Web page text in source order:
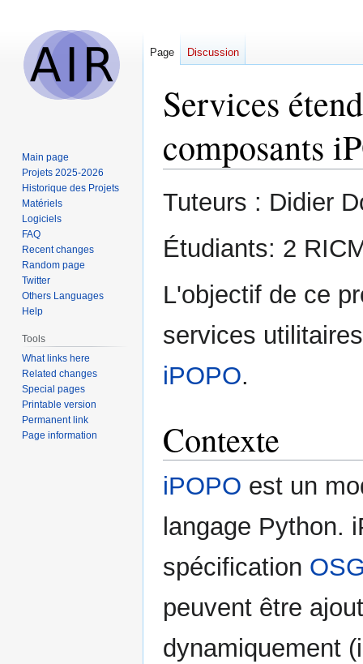
Services
composants
Jump
to
Jump
to
Tuteurs : Didier
Étudiants: 2
L'objectif de ce
services
iPOPO.
Contexte
iPOPO est un
langage Python.
spécification
peuvent être
dynamiquement
Page Discussion
Main page
Projets 2025-2026
Historique des Projets
Matériels
Logiciels
FAQ
Recent changes
Random page
Twitter
Others Languages
Help
Tools
What links here
Related changes
Special pages
Printable version
Permanent link
Page information